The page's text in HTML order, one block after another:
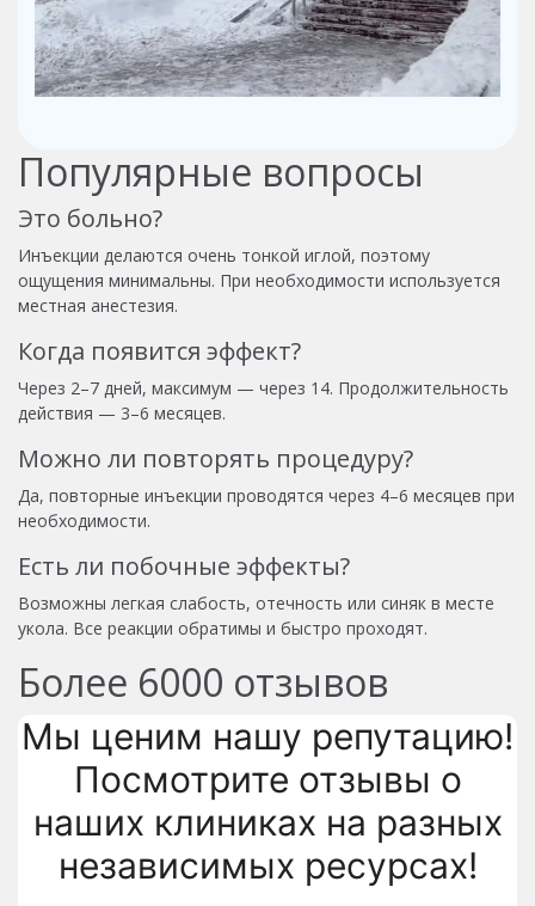
Популярные вопросы
Это больно?
Инъекции делаются очень тонкой иглой, поэтому
ощущения минимальны. При необходимости используется
местная анестезия.
Когда появится эффект?
Через 2–7 дней, максимум — через 14. Продолжительность
действия — 3–6 месяцев.
Можно ли повторять процедуру?
Да, повторные инъекции проводятся через 4–6 месяцев при
необходимости.
Есть ли побочные эффекты?
Возможны легкая слабость, отечность или синяк в месте
укола. Все реакции обратимы и быстро проходят.
Более 6000 отзывов
Мы ценим нашу репутацию!
Посмотрите отзывы о
наших клиниках на разных
независимых ресурсах!